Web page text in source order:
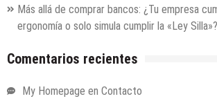
Más allá de comprar bancos: ¿Tu empresa
ergonomía o solo simula cumplir la «Ley Silla»?
Comentarios recientes
My Homepage en Contacto